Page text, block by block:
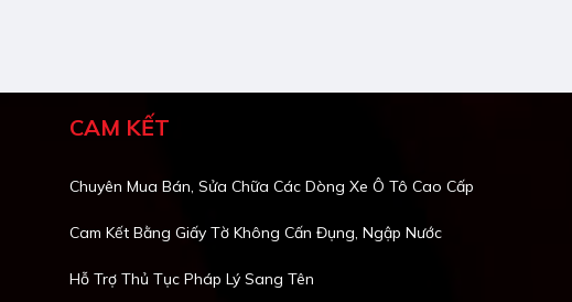
CAM KẾT
Chuyên Mua Bán, Sửa Chữa Các Dòng Xe Ô Tô Cao Cấp
Cam Kết Bằng Giấy Tờ Không Cấn Đụng, Ngập Nước
Hỗ Trợ Thủ Tục Pháp Lý Sang Tên